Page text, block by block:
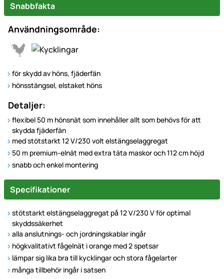
Snabbfakta
Användningsområde:
för skydd av höns, fjäderfän
hönsstängsel, elstaket höns
Detaljer:
flexibel 50 m hönsnät som innehåller allt som behövs för att
skydda fjäderfän
med stötstarkt 12 V/230 volt elstängselaggregat
50 m premium-elnät med extra täta maskor och 112 cm höjd
snabb och enkel montering
Specifikationer
stötstarkt elstängselaggregat på 12 V/230 V för optimal
skyddssäkerhet
alla anslutnings- och jordningskablar ingår
högkvalitativt fågelnät i orange med 2 spetsar
lämpar sig lika bra till kycklingar och stora fågelarter
många tillbehör ingår i satsen